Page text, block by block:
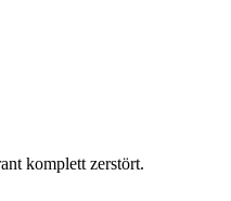
komplett zerstört.